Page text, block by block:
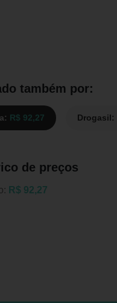
também por:
R$ 92,27 Drogasil:
de preços
R$ 92,27